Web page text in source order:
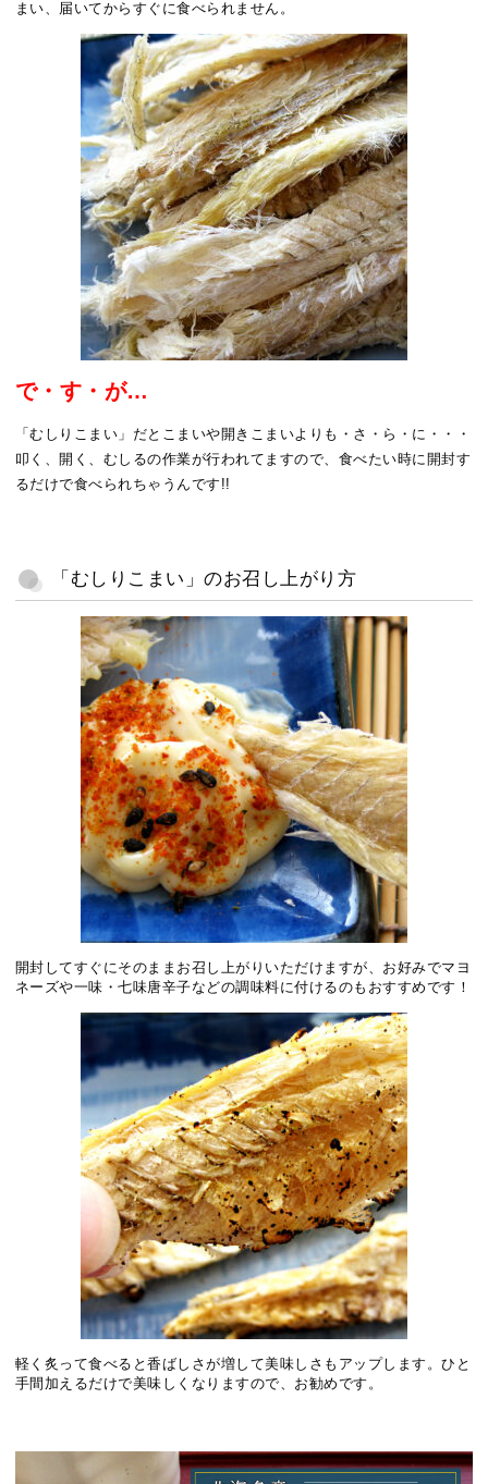
まい、届いてからすぐに食べられません。
で・す・が…
「むしりこまい」だとこまいや開きこまいよりも・さ・ら・に・・・
叩く、開く、むしるの作業が行われてますので、食べたい時に開封す
るだけで食べられちゃうんです!!
「むしりこまい」のお召し上がり方
開封してすぐにそのままお召し上がりいただけますが、お好みでマヨ
ネーズや一味・七味唐辛子などの調味料に付けるのもおすすめです！
軽く炙って食べると香ばしさが増して美味しさもアップします。ひと
手間加えるだけで美味しくなりますので、お勧めです。